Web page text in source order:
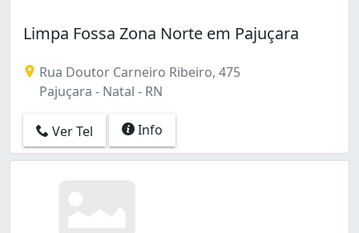
Limpa Fossa Zona Norte em Pajuçara
Rua Doutor Carneiro Ribeiro, 475
Pajuçara - Natal - RN
Ver Tel Info